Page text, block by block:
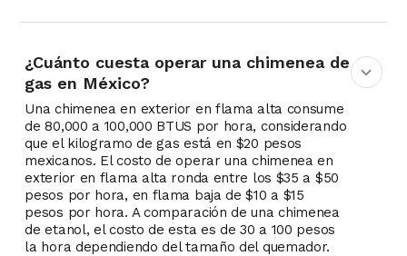
¿Cuánto cuesta operar una chimenea de
gas en México?
Una chimenea en exterior en flama alta consume
de 80,000 a 100,000 BTUS por hora, considerando
que el kilogramo de gas está en $20 pesos
mexicanos. El costo de operar una chimenea en
exterior en flama alta ronda entre los $35 a $50
pesos por hora, en flama baja de $10 a $15
pesos por hora. A comparación de una chimenea
de etanol, el costo de esta es de 30 a 100 pesos
la hora dependiendo del tamaño del quemador.